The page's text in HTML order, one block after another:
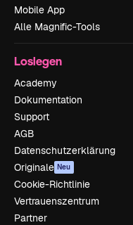
Mobile App
Alle Magnific-Tools
Loslegen
Academy
Dokumentation
Support
AGB
Datenschutzerklärung
Originale Neu
Cookie-Richtlinie
Vertrauenszentrum
Partner